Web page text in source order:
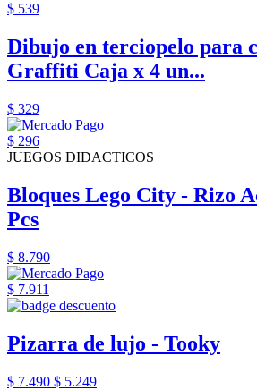
$ 539
Dibujo en terciopelo para
Graffiti Caja x 4 un...
$ 329
$ 296
JUEGOS DIDACTICOS
Bloques Lego City - Rizo
Pcs
$ 8.790
$ 7.911
Pizarra de lujo - Tooky
$ 7.490 $ 5.249